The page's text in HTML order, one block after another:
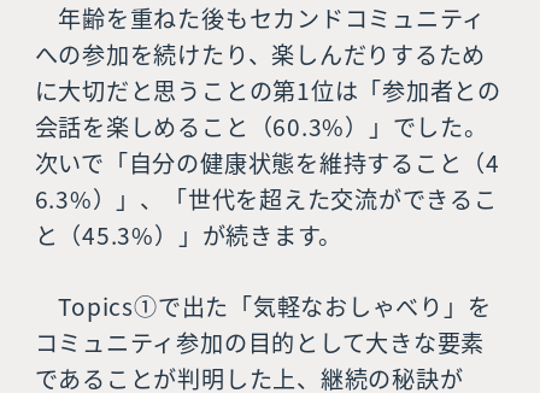
年齢を重ねた後もセカンドコミュニティ
への参加を続けたり、楽しんだりするため
に大切だと思うことの第1位は「参加者との
会話を楽しめること（60.3%）」でした。
次いで「自分の健康状態を維持すること（4
6.3%）」、「世代を超えた交流ができるこ
と（45.3%）」が続きます。
Topics①で出た「気軽なおしゃべり」を
コミュニティ参加の目的として大きな要素
であることが判明した上、継続の秘訣が